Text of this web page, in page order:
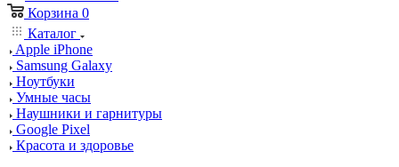
Корзина 0
Каталог
Apple iPhone
Samsung Galaxy
Ноутбуки
Умные часы
Наушники и гарнитуры
Google Pixel
Красота и здоровье